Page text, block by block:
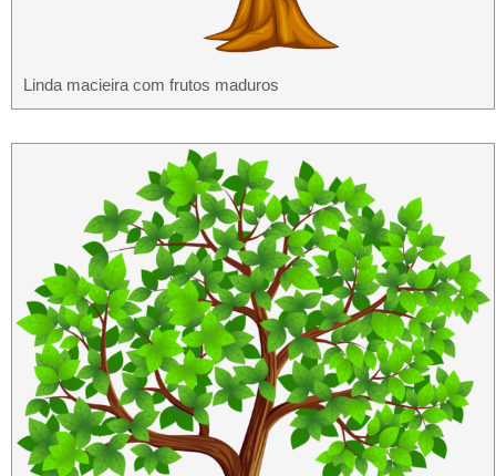
Linda macieira com frutos maduros